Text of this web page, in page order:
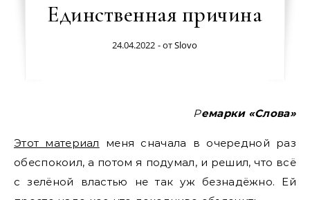
Единственная причина
24.04.2022 - отSlovo
Ремарки «Слова»
Этот материал меня сначала в очередной раз
обеспокоил, а потом я подумал, и решил, что всё
с зелёной властью не так уж безнадёжно. Ей